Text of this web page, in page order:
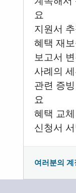
요
지원서 추
혜택 재
보고서 변
사례의 세
관련 증
요
혜택 교
신청서 서
여러분의